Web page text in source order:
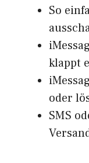
So
klappt
oder
SMS